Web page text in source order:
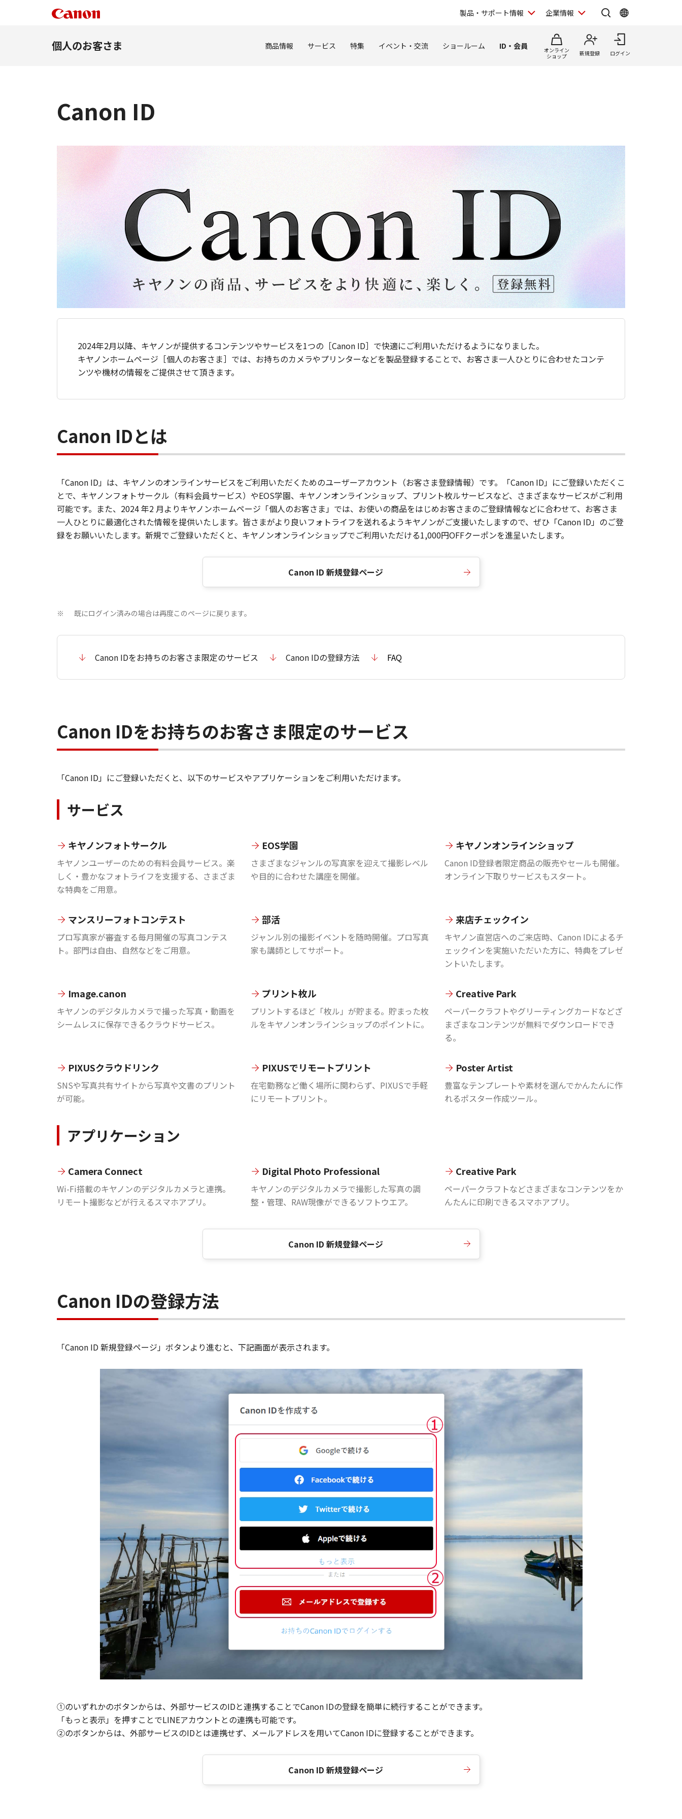
製品・サポート情報 企業情報
個人のお客さま 商品情報 サービス 特集 イベント・交流 ショールーム ID・会員
オンライン
ショップ
新規登録 ログイン
Canon ID
2024年2月以降、キヤノンが提供するコンテンツやサービスを1つの［Canon ID］で快適にご利用いただけるようになりました。
キヤノンホームページ［個人のお客さま］では、お持ちのカメラやプリンターなどを製品登録することで、お客さま一人ひとりに合わせたコンテ
ンツや機材の情報をご提供させて頂きます。
Canon IDとは
「Canon ID」は、キヤノンのオンラインサービスをご利用いただくためのユーザーアカウント（お客さま登録情報）です。「Canon ID」にご登録いただくこ
とで、キヤノンフォトサークル（有料会員サービス）やEOS学園、キヤノンオンラインショップ、プリント枚ルサービスなど、さまざまなサービスがご利用
可能です。また、2024 年2 月よりキヤノンホームページ「個人のお客さま」では、お使いの商品をはじめお客さまのご登録情報などに合わせて、お客さま
一人ひとりに最適化された情報を提供いたします。皆さまがより良いフォトライフを送れるようキヤノンがご支援いたしますので、ぜひ「Canon ID」のご登
録をお願いいたします。新規でご登録いただくと、キヤノンオンラインショップでご利用いただける1,000円OFFクーポンを進呈いたします。
Canon ID 新規登録ページ
※ 既にログイン済みの場合は再度このページに戻ります。
Canon IDをお持ちのお客さま限定のサービス Canon IDの登録方法 FAQ
Canon IDをお持ちのお客さま限定のサービス
「Canon ID」にご登録いただくと、以下のサービスやアプリケーションをご利用いただけます。
サービス
キヤノンフォトサークル
キヤノンユーザーのための有料会員サービス。楽
しく・豊かなフォトライフを支援する、さまざま
な特典をご用意。
EOS学園
さまざまなジャンルの写真家を迎えて撮影レベル
や目的に合わせた講座を開催。
キヤノンオンラインショップ
Canon ID登録者限定商品の販売やセールも開催。
オンライン下取りサービスもスタート。
マンスリーフォトコンテスト
プロ写真家が審査する毎月開催の写真コンテス
ト。部門は自由、自然などをご用意。
部活
ジャンル別の撮影イベントを随時開催。プロ写真
家も講師としてサポート。
来店チェックイン
キヤノン直営店へのご来店時、Canon IDによるチ
ェックインを実施いただいた方に、特典をプレゼ
ントいたします。
Image.canon
キヤノンのデジタルカメラで撮った写真・動画を
シームレスに保存できるクラウドサービス。
プリント枚ル
プリントするほど「枚ル」が貯まる。貯まった枚
ルをキヤノンオンラインショップのポイントに。
Creative Park
ペーパークラフトやグリーティングカードなどざ
まざまなコンテンツが無料でダウンロードでき
る。
PIXUSクラウドリンク
SNSや写真共有サイトから写真や文書のプリント
が可能。
PIXUSでリモートプリント
在宅勤務など働く場所に関わらず、PIXUSで手軽
にリモートプリント。
Poster Artist
豊富なテンプレートや素材を選んでかんたんに作
れるポスター作成ツール。
アプリケーション
Camera Connect
Wi-Fi搭載のキヤノンのデジタルカメラと連携。
リモート撮影などが行えるスマホアプリ。
Digital Photo Professional
キヤノンのデジタルカメラで撮影した写真の調
整・管理、RAW現像ができるソフトウエア。
Creative Park
ペーパークラフトなどさまざまなコンテンツをか
んたんに印刷できるスマホアプリ。
Canon ID 新規登録ページ
Canon IDの登録方法
「Canon ID 新規登録ページ」ボタンより進むと、下記画面が表示されます。
①のいずれかのボタンからは、外部サービスのIDと連携することでCanon IDの登録を簡単に続行することができます。
「もっと表示」を押すことでLINEアカウントとの連携も可能です。
②のボタンからは、外部サービスのIDとは連携せず、メールアドレスを用いてCanon IDに登録することができます。
Canon ID 新規登録ページ